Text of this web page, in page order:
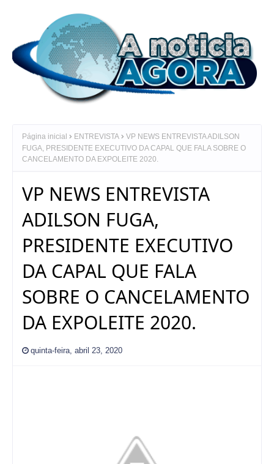
Página inicial ENTREVISTA
VP NEWS ENTREVISTA ADILSON
FUGA, PRESIDENTE EXECUTIVO DA CAPAL QUE FALA SOBRE O
CANCELAMENTO DA EXPOLEITE 2020.
VP NEWS ENTREVISTA
ADILSON FUGA,
PRESIDENTE EXECUTIVO
DA CAPAL QUE FALA
SOBRE O CANCELAMENTO
DA EXPOLEITE 2020.
quinta-feira, abril 23, 2020